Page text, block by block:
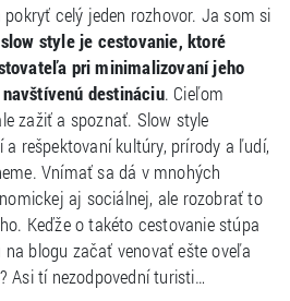
celý jeden rozhovor. Ja som si
slow style je cestovanie, ktoré
pri minimalizovaní jeho
destináciu. Cieľom
zažiť a spoznať. Slow style
rešpektovaní kultúry, prírody a ľudí,
Vnímať sa dá v mnohých
aj sociálnej, ale rozobrať to
Keďže o takéto cestovanie stúpa
blogu začať venovať ešte oveľa
Asi tí nezodpovední turisti…